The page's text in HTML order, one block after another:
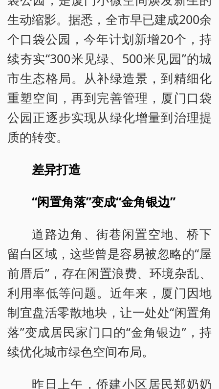
生动缩影。据悉，全市早已建成200余
个口袋公园，今年计划新增20个，持
续夯实“300米见绿、500米见园”的城
市生态格局。从补绿造景，到精细化
重塑空间，再到完善管理，厦门口袋
公园正逐步实现从绿化增量到治理提
质的转变。
差异打造
“闲置角落”变成“金角银边”
道路边角、街巷闲置空地、桥下
留白区域，这些曾是容易被忽略的“屋
前厝后”，存在闲置浪费、环境杂乱、
利用率低等问题。近年来，厦门因地
制宜盘活零散地块，让一处处“闲置角
落”变成居民家门口的“金角银边”，持
续优化城市绿色空间布局。
昨日上午，侨建小区居民郑奶奶